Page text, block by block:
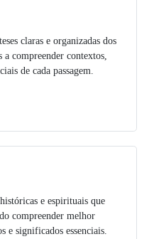
claras e organizadas dos
compreender contextos,
de cada passagem.
e espirituais que
compreender melhor
e significados essenciais.